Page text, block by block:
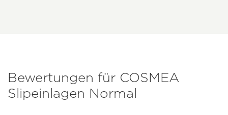
Bewertungen für COSMEA
Slipeinlagen Normal